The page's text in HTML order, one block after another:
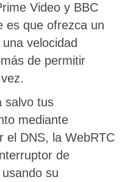
Video y BBC
es que ofrezca un
velocidad
de permitir
salvo tus
mediante
el DNS, la WebRTC
de
su